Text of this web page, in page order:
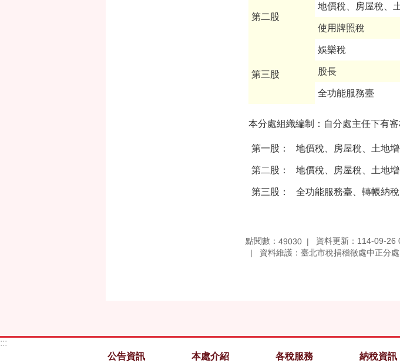
第二股
地價稅、房屋稅、
使用牌照稅
娛樂稅
第三股 股長
全功能服務臺
本分處組織編制：自分處主任下有
第一股： 地價稅、房屋稅、土地
第二股： 地價稅、房屋稅、土地
第三股： 全功能服務臺、轉帳納
點閱數： 49030 資料更新：114-09-26
資料維護：臺北市稅捐稽徵處中正分處
:::
公告資訊
本處介紹 各稅服務 納稅資訊